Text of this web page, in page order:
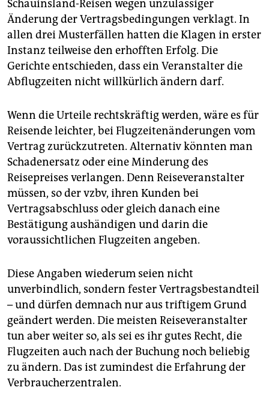
Schauinsland-Reisen wegen unzulässiger
Änderung der Vertragsbedingungen verklagt. In
allen drei Musterfällen hatten die Klagen in erster
Instanz teilweise den erhofften Erfolg. Die
Gerichte entschieden, dass ein Veranstalter die
Abflugzeiten nicht willkürlich ändern darf.
Wenn die Urteile rechtskräftig werden, wäre es für
Reisende leichter, bei Flugzeitenänderungen vom
Vertrag zurückzutreten. Alternativ könnten man
Schadenersatz oder eine Minderung des
Reisepreises verlangen. Denn Reiseveranstalter
müssen, so der vzbv, ihren Kunden bei
Vertragsabschluss oder gleich danach eine
Bestätigung aushändigen und darin die
voraussichtlichen Flugzeiten angeben.
Diese Angaben wiederum seien nicht
unverbindlich, sondern fester Vertragsbestandteil
– und dürfen demnach nur aus triftigem Grund
geändert werden. Die meisten Reiseveranstalter
tun aber weiter so, als sei es ihr gutes Recht, die
Flugzeiten auch nach der Buchung noch beliebig
zu ändern. Das ist zumindest die Erfahrung der
Verbraucherzentralen.